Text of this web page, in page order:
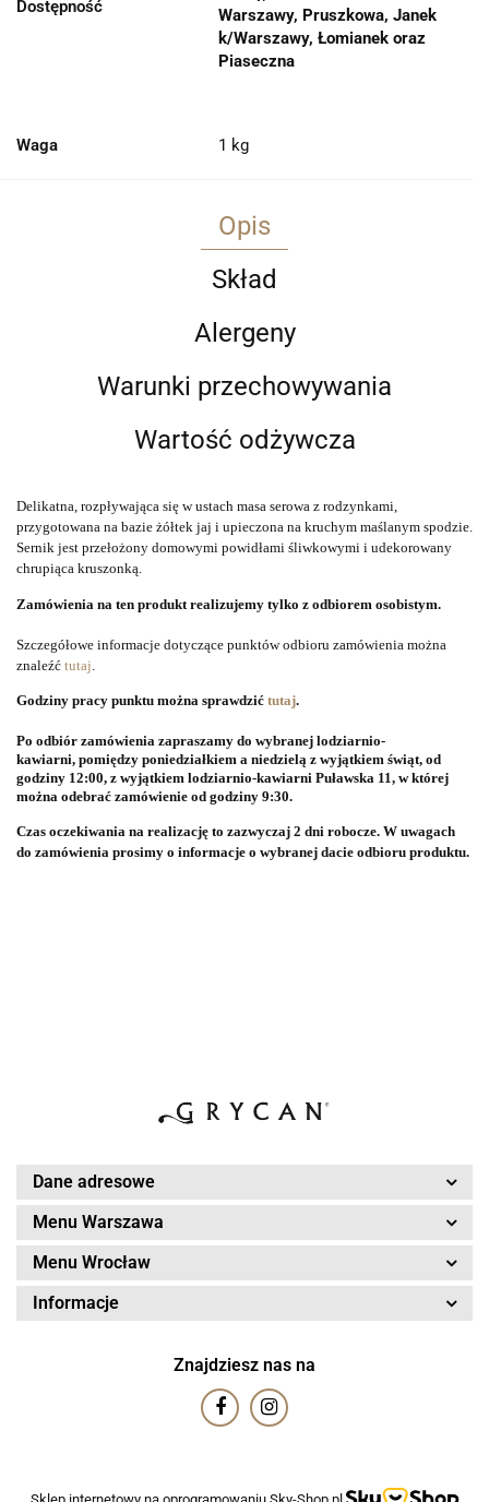
Dostępność
Warszawy, Pruszkowa, Janek
k/Warszawy, Łomianek oraz
Piaseczna
Waga 1 kg
Opis
Skład
Alergeny
Warunki przechowywania
Wartość odżywcza
Delikatna, rozpływająca się w ustach masa serowa z rodzynkami,
przygotowana na bazie żółtek jaj i upieczona na kruchym maślanym spodzie.
Sernik jest przełożony domowymi powidłami śliwkowymi i udekorowany
chrupiąca kruszonką.
Zamówienia na ten produkt realizujemy tylko z odbiorem osobistym.
Szczegółowe informacje dotyczące punktów odbioru zamówienia można
znaleźć tutaj
Godziny pracy punktu można sprawdzić tutaj.
Po odbiór zamówienia zapraszamy do wybranej lodziarnio-
kawiarni, pomiędzy poniedziałkiem a niedzielą z wyjątkiem świąt, od
godziny 12:00, z wyjątkiem lodziarnio-kawiarni Puławska 11, w której
można odebrać zamówienie od godziny 9:30.
Czas oczekiwania na realizację to zazwyczaj 2 dni robocze. W uwagach
do zamówienia prosimy o informacje o wybranej dacie odbioru produktu.
Dane adresowe
Menu Warszawa
Menu Wrocław
Informacje
Znajdziesz nas na
Sklep internetowy na oprogramowaniu Sky-Shop.pl